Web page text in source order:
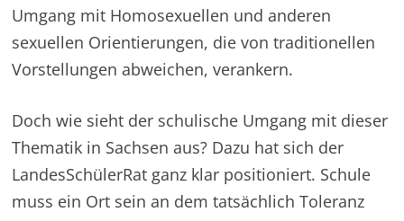
Umgang mit Homosexuellen und anderen
sexuellen Orientierungen, die von traditionellen
Vorstellungen abweichen, verankern.
Doch wie sieht der schulische Umgang mit dieser
Thematik in Sachsen aus? Dazu hat sich der
LandesSchülerRat ganz klar positioniert. Schule
muss ein Ort sein an dem tatsächlich Toleranz